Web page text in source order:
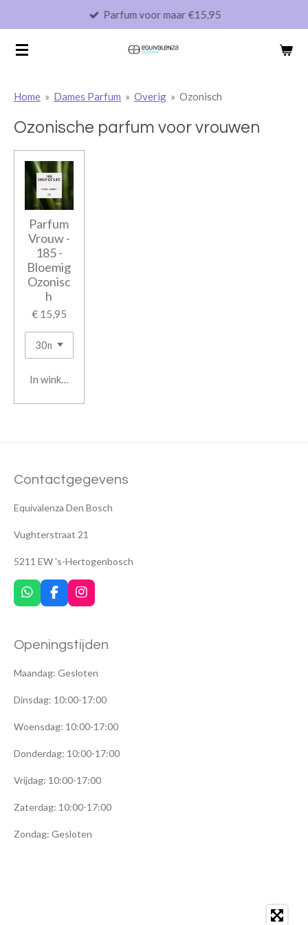
naar
Parfum voor maar €15,95
Home » Dames Parfum » Overig » Ozonisch
Ozonische parfum voor vrouwen
Parfum
Vrouw -
185 -
Bloemig
Ozonisc
h
€ 15,95
In winkelwagen
Contactgegevens
Equivalenza Den Bosch
Vughterstraat 21
5211 EW 's-Hertogenbosch
W
h
s
p
F
a
b
o
I
n
a
r
m
Openingstijden
Maandag: Gesloten
Dinsdag: 10:00-17:00
Woensdag: 10:00-17:00
Donderdag: 10:00-17:00
Vrijdag: 10:00-17:00
Zaterdag: 10:00-17:00
Zondag: Gesloten